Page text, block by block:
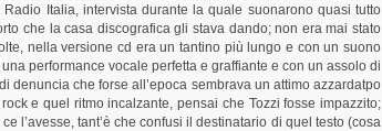
Italia, intervista durante la quale suonarono quasi tutto
che la casa discografica gli stava dando; non era mai stato
nella versione cd era un tantino più lungo e con un suono
performance vocale perfetta e graffiante e con un assolo di
denuncia che forse all’epoca sembrava un attimo azzardatpo
e quel ritmo incalzante, pensai che Tozzi fosse impazzito;
l’avesse, tant’è che confusi il destinatario di quel testo (cosa